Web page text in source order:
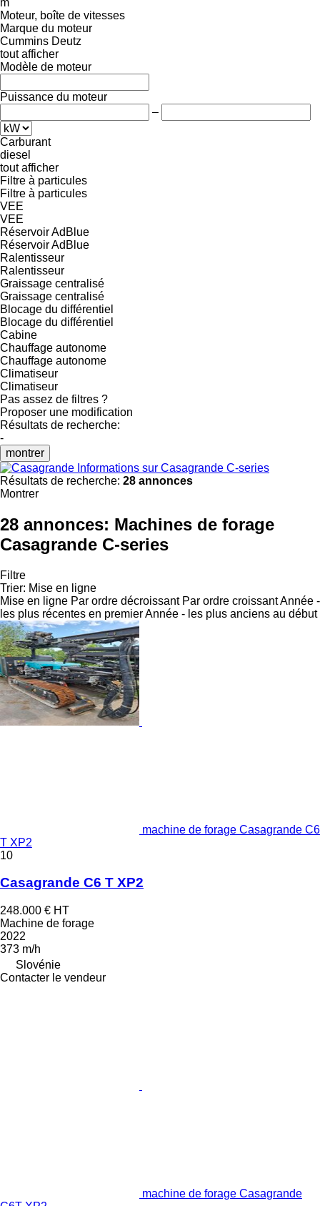
Moteur, boîte de vitesses
Marque du moteur
Cummins Deutz
tout afficher
Modèle de moteur
Puissance du moteur
–
Carburant
diesel
tout afficher
Filtre à particules
Filtre à particules
VEE
VEE
Réservoir AdBlue
Réservoir AdBlue
Ralentisseur
Ralentisseur
Graissage centralisé
Graissage centralisé
Blocage du différentiel
Blocage du différentiel
Cabine
Chauffage autonome
Chauffage autonome
Climatiseur
Climatiseur
Pas assez de filtres ?
Proposer une modification
Résultats de recherche:
-
montrer
Informations sur Casagrande C-series
Résultats de recherche: 28 annonces
Montrer
28 annonces: Machines de forage
Casagrande C-series
Filtre
Trier: Mise en ligne
Mise en ligne Par ordre décroissant Par ordre croissantAnnée -
les plus récentes en premierAnnée - les plus anciens au début
machine de forage Casagrande C6
T XP2
10
Casagrande C6 T XP2
248.000 € HT
Machine de forage
2022
373 m/h
Slovénie
Contacter le vendeur
machine de forage Casagrande